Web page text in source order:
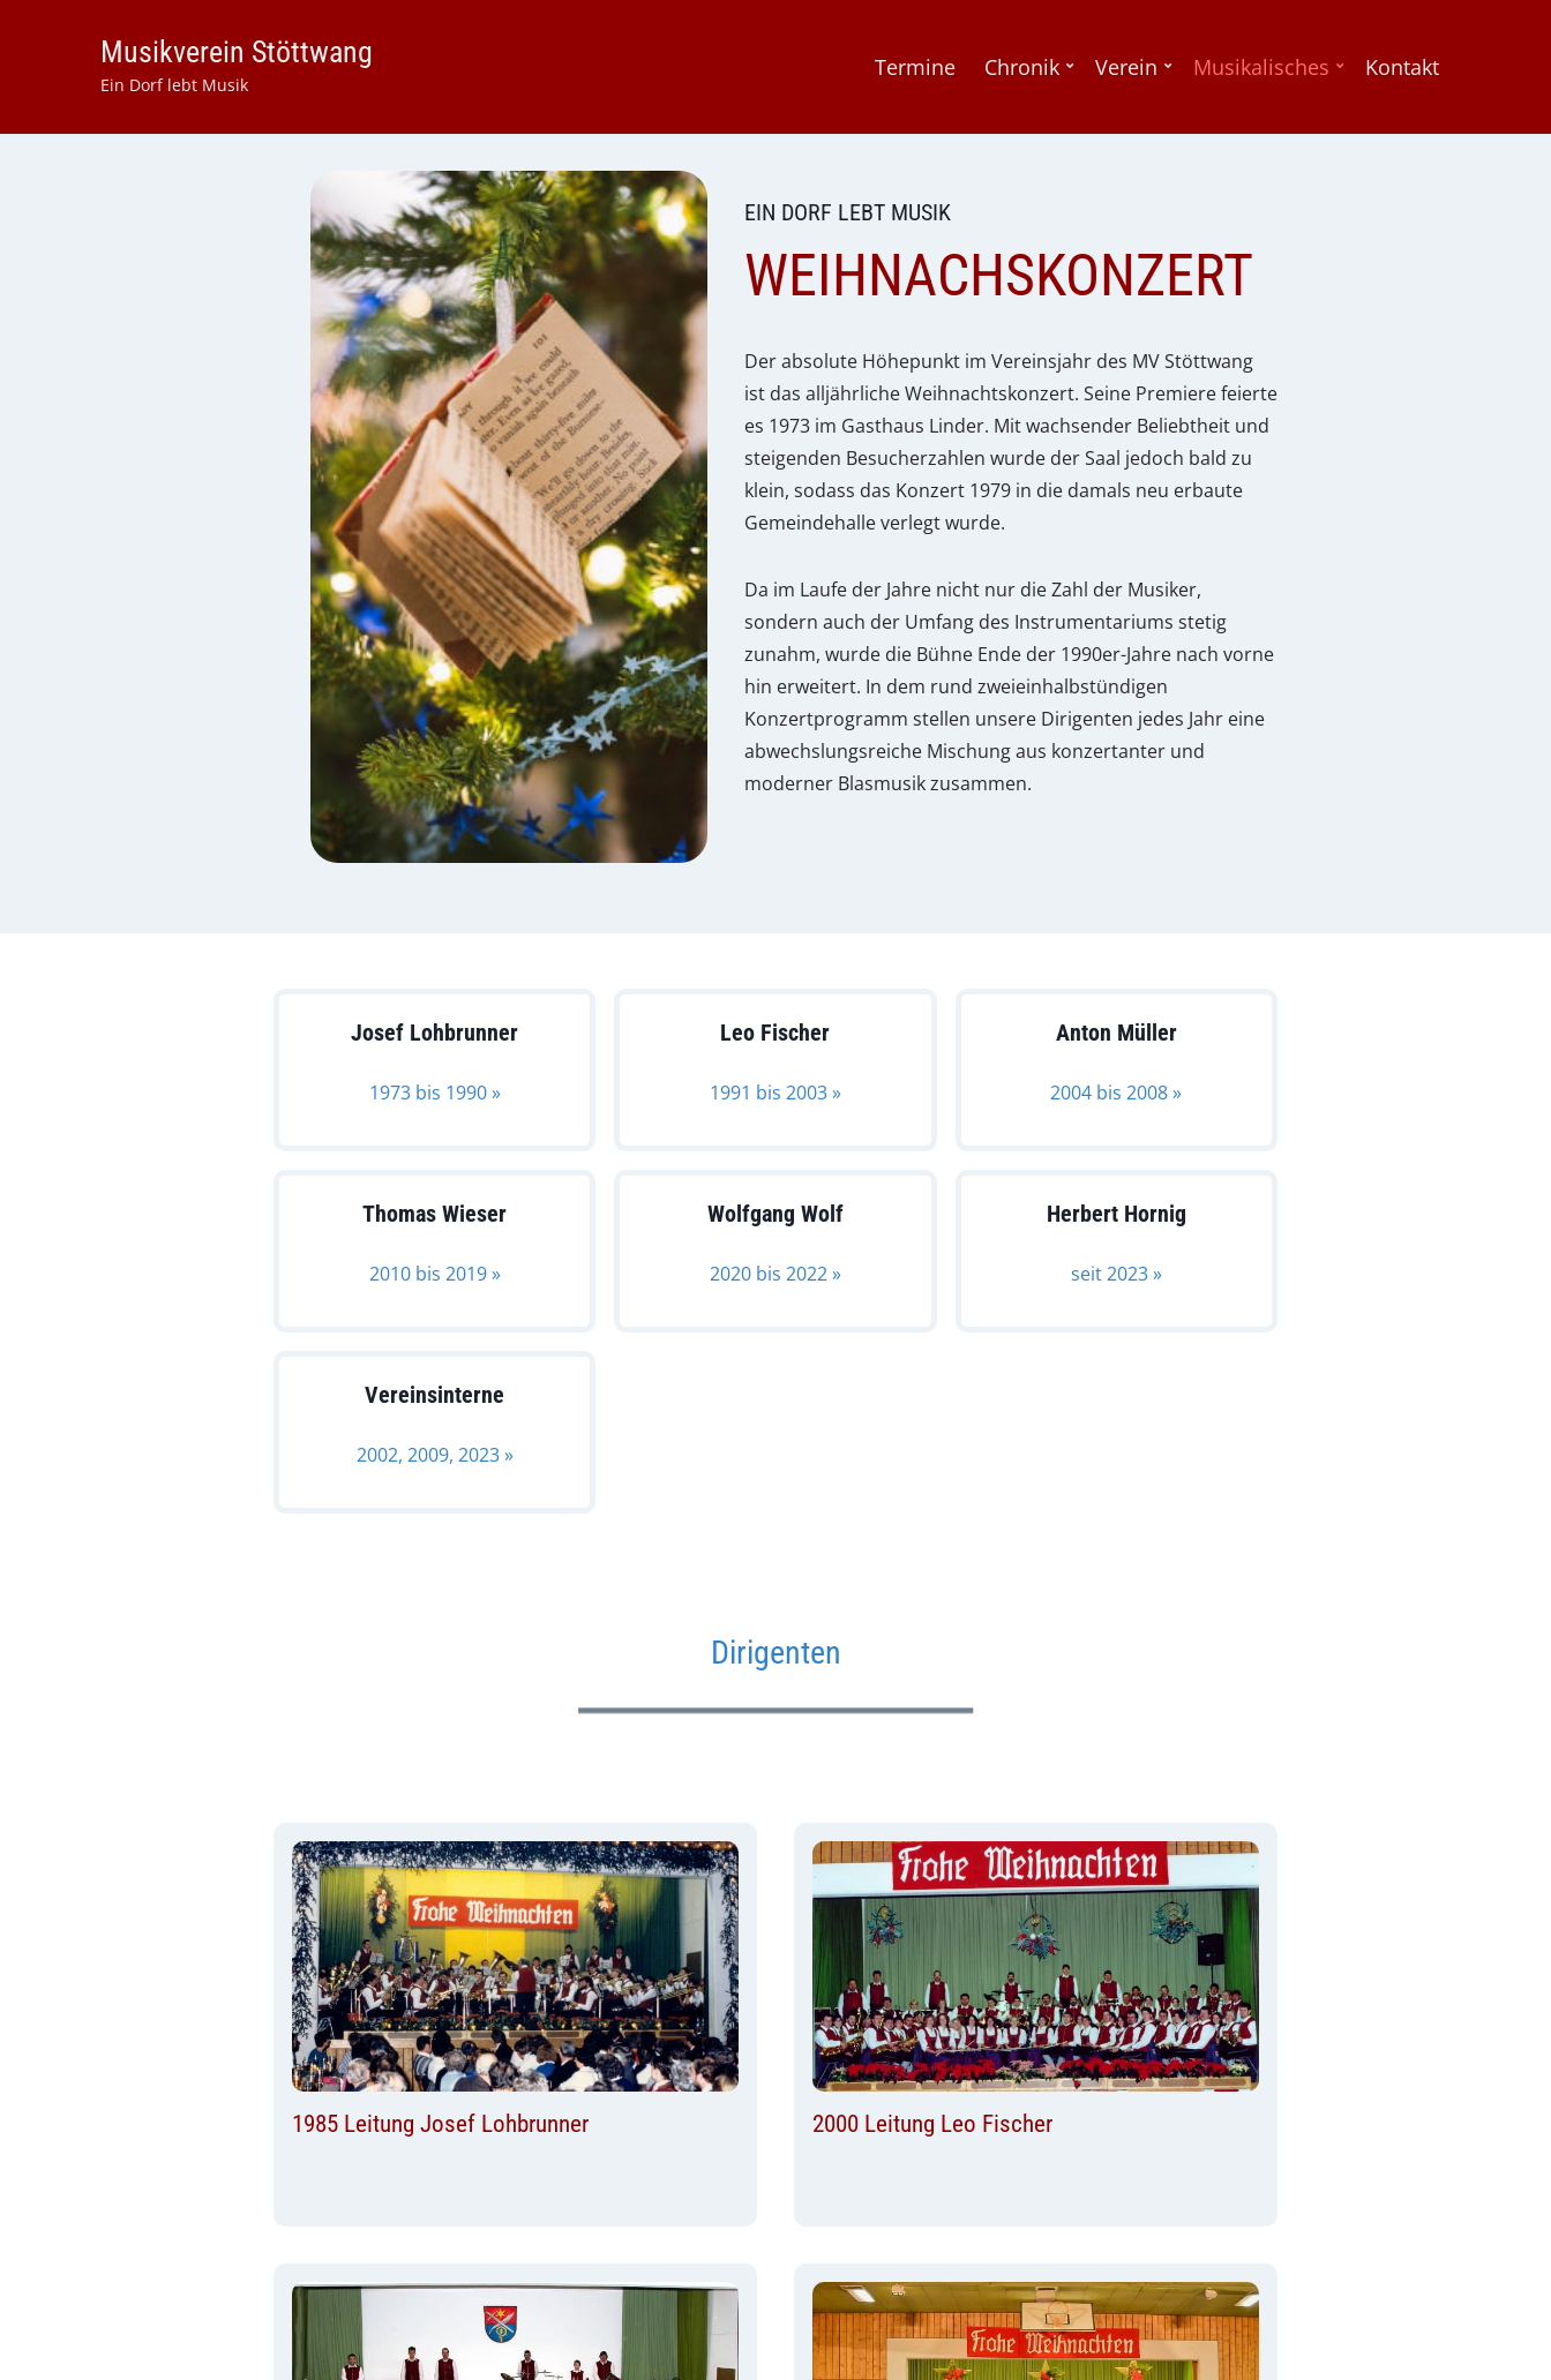
Musikverein Stöttwang
Ein Dorf lebt Musik
Termine Chronik Verein Musikalisches Kontakt
EIN DORF LEBT MUSIK
WEIHNACHSKONZERT
Der absolute Höhepunkt im Vereinsjahr des MV Stöttwang
ist das alljährliche Weihnachtskonzert. Seine Premiere feierte
es 1973 im Gasthaus Linder. Mit wachsender Beliebtheit und
steigenden Besucherzahlen wurde der Saal jedoch bald zu
klein, sodass das Konzert 1979 in die damals neu erbaute
Gemeindehalle verlegt wurde.
Da im Laufe der Jahre nicht nur die Zahl der Musiker,
sondern auch der Umfang des Instrumentariums stetig
zunahm, wurde die Bühne Ende der 1990er-Jahre nach vorne
hin erweitert. In dem rund zweieinhalbstündigen
Konzertprogramm stellen unsere Dirigenten jedes Jahr eine
abwechslungsreiche Mischung aus konzertanter und
moderner Blasmusik zusammen.
Josef Lohbrunner
1973 bis 1990 »
Leo Fischer
1991 bis 2003 »
Anton Müller
2004 bis 2008 »
Thomas Wieser
2010 bis 2019 »
Wolfgang Wolf
2020 bis 2022 »
Herbert Hornig
seit 2023 »
Vereinsinterne
2002, 2009, 2023 »
Dirigenten
1985 Leitung Josef Lohbrunner 2000 Leitung Leo Fischer